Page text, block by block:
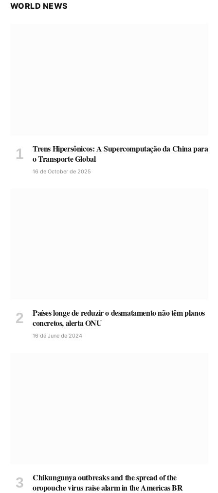
WORLD NEWS
Trens Hipersônicos: A Supercomputação da China para
o Transporte Global
16 de October de 2025
Países longe de reduzir o desmatamento não têm planos
concretos, alerta ONU
16 de June de 2024
Chikungunya outbreaks and the spread of the
oropouche virus raise alarm in the Americas BR